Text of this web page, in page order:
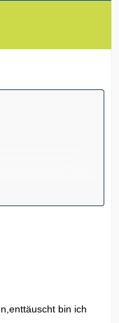
des M1730
war klar das sie
damals die
bin ich